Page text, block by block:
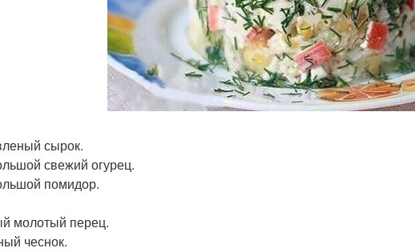
сырок.
свежий огурец.
помидор.
молотый перец.
чеснок.